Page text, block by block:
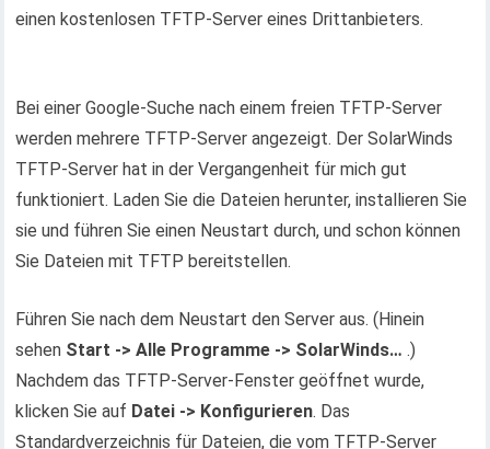
einen kostenlosen TFTP-Server eines Drittanbieters.
Bei einer Google-Suche nach einem freien TFTP-Server
werden mehrere TFTP-Server angezeigt. Der SolarWinds
TFTP-Server hat in der Vergangenheit für mich gut
funktioniert. Laden Sie die Dateien herunter, installieren Sie
sie und führen Sie einen Neustart durch, und schon können
Sie Dateien mit TFTP bereitstellen.
Führen Sie nach dem Neustart den Server aus. (Hinein
sehen Start -> Alle Programme -> SolarWinds….)
Nachdem das TFTP-Server-Fenster geöffnet wurde,
klicken Sie auf Datei -> Konfigurieren. Das
Standardverzeichnis für Dateien, die vom TFTP-Server